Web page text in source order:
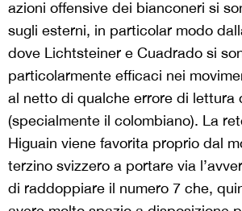
azioni offensive dei bianconeri si
sugli esterni, in particolar modo
dove Lichtsteiner e Cuadrado si
particolarmente efficaci nei
al netto di qualche errore di lettura
(specialmente il colombiano). La
Higuain viene favorita proprio dal
terzino svizzero a portare via
di raddoppiare il numero 7 che,